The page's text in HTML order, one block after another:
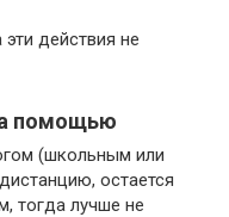
действия не
помощью
(школьным или
остается
тогда лучше не